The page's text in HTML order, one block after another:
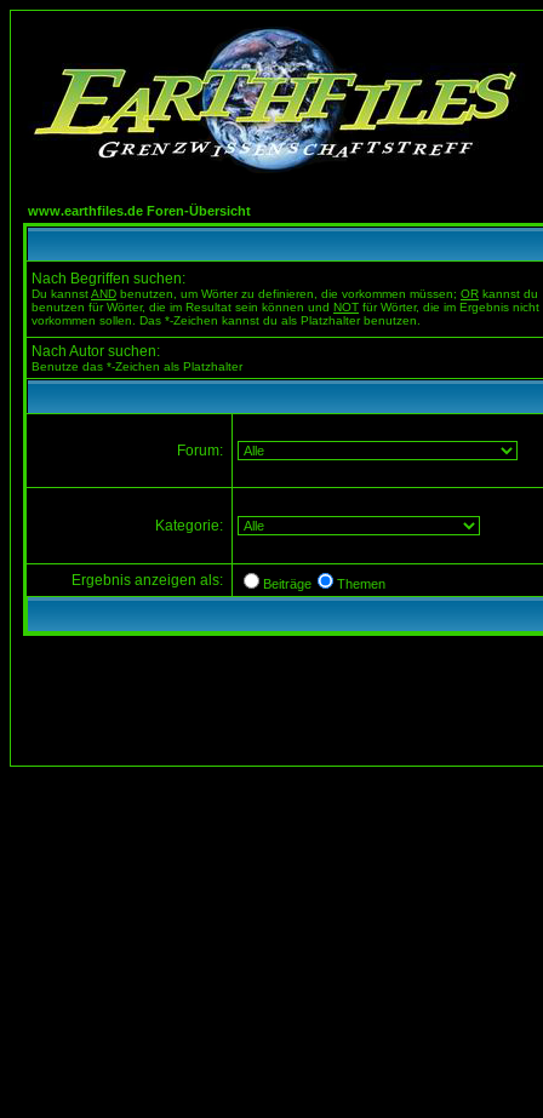
www.earthfiles.de Foren-Übersicht
Nach Begriffen suchen:
Du kannstAND benutzen, um Wörter zu definieren, die vorkommen müssen; OR kannst du
benutzen für Wörter, die im Resultat sein können und NOT für Wörter, die im Ergebnis nicht
vorkommen sollen. Das *-Zeichen kannst du als Platzhalter benutzen.
Nach Autor suchen:
Benutze das *-Zeichen als Platzhalter
Forum:
Kategorie:
Ergebnis anzeigen als: Beiträge Themen